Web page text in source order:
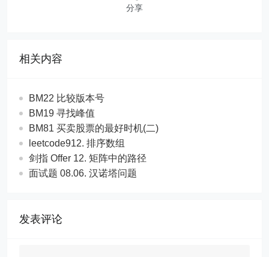
分享
相关内容
BM22 比较版本号
BM19 寻找峰值
BM81 买卖股票的最好时机(二)
leetcode912. 排序数组
剑指 Offer 12. 矩阵中的路径
面试题 08.06. 汉诺塔问题
发表评论